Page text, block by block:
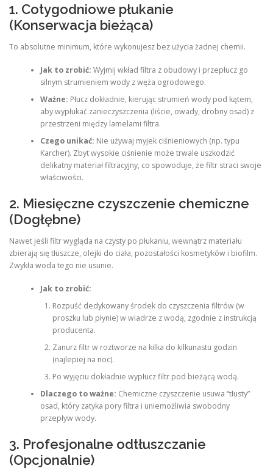
1. Cotygodniowe płukanie
(Konserwacja bieżąca)
To absolutne minimum, które wykonujesz bez użycia żadnej chemii.
Jak to zrobić: Wyjmij wkład filtra z obudowy i przepłucz go
silnym strumieniem wody z węża ogrodowego.
Ważne: Płucz dokładnie, kierując strumień wody pod kątem,
aby wypłukać zanieczyszczenia (liście, owady, drobny osad) z
przestrzeni między lamelami filtra.
Czego unikać: Nie używaj myjek ciśnieniowych (np. typu
Karcher). Zbyt wysokie ciśnienie może trwale uszkodzić
delikatny materiał filtracyjny, co spowoduje, że filtr straci swoje
właściwości.
2. Miesięczne czyszczenie chemiczne
(Dogłębne)
Nawet jeśli filtr wygląda na czysty po płukaniu, wewnątrz materiału
zbierają się tłuszcze, olejki do ciała, pozostałości kosmetyków i biofilm.
Zwykła woda tego nie usunie.
Jak to zrobić:
Rozpuść dedykowany środek do czyszczenia filtrów (w
proszku lub płynie) w wiadrze z wodą, zgodnie z instrukcją
producenta.
Zanurz filtr w roztworze na kilka do kilkunastu godzin
(najlepiej na noc).
Po wyjęciu dokładnie wypłucz filtr pod bieżącą wodą.
Dlaczego to ważne: Chemiczne czyszczenie usuwa “tłusty”
osad, który zatyka pory filtra i uniemożliwia swobodny
przepływ wody.
3. Profesjonalne odtłuszczanie
(Opcjonalnie)